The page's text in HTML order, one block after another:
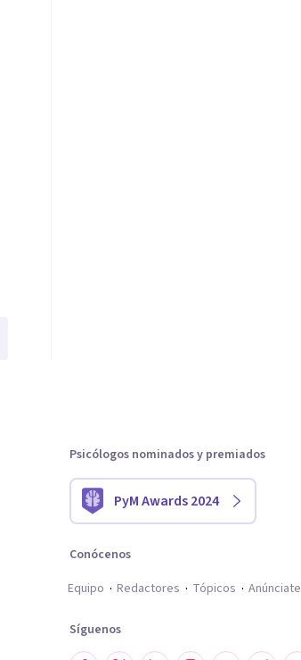
Psicólogos nominados y premiados
PyM Awards 2024
Conócenos
Equipo
Redactores Tópicos Anúnciate
Síguenos